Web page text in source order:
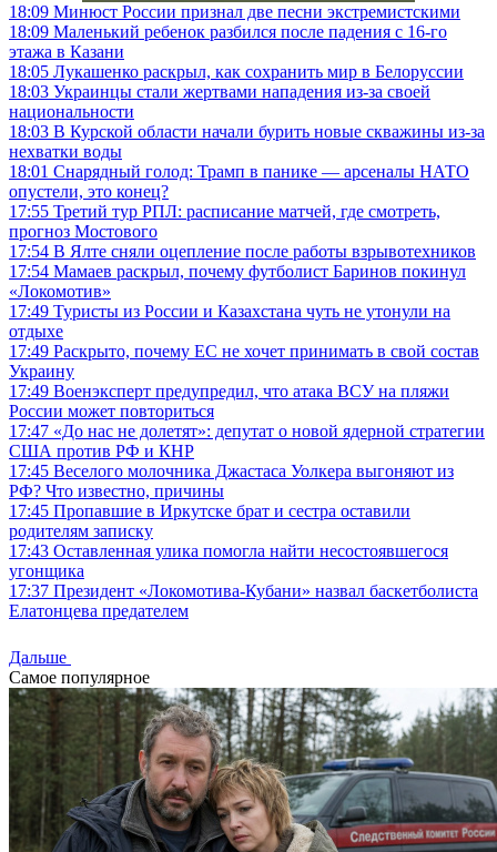
18:09 Минюст России признал две песни экстремистскими
18:09 Маленький ребенок разбился после падения с 16-го
этажа в Казани
18:05 Лукашенко раскрыл, как сохранить мир в Белоруссии
18:03 Украинцы стали жертвами нападения из-за своей
национальности
18:03 В Курской области начали бурить новые скважины из-за
нехватки воды
18:01 Снарядный голод: Трамп в панике — арсеналы НАТО
опустели, это конец?
17:55 Третий тур РПЛ: расписание матчей, где смотреть,
прогноз Мостового
17:54 В Ялте сняли оцепление после работы взрывотехников
17:54 Мамаев раскрыл, почему футболист Баринов покинул
«Локомотив»
17:49 Туристы из России и Казахстана чуть не утонули на
отдыхе
17:49 Раскрыто, почему ЕС не хочет принимать в свой состав
Украину
17:49 Военэксперт предупредил, что атака ВСУ на пляжи
России может повториться
17:47 «До нас не долетят»: депутат о новой ядерной стратегии
США против РФ и КНР
17:45 Веселого молочника Джастаса Уолкера выгоняют из
РФ? Что известно, причины
17:45 Пропавшие в Иркутске брат и сестра оставили
родителям записку
17:43 Оставленная улика помогла найти несостоявшегося
угонщика
17:37 Президент «Локомотива-Кубани» назвал баскетболиста
Елатонцева предателем
Дальше
Самое популярное